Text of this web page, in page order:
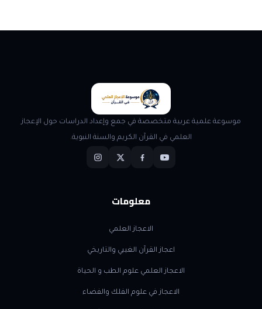
موسوعة علمية عربية متخصصة في جمع وإعداد الدراسات حول الإعجاز
العلمي في القرآن الكريم والسنة النبوية.
معلومات
الاعجاز العلمي
اعجاز القرآن الغيبي والتاريخي
الاعجاز العلمي علوم الطب و الحياة
الاعجاز في علوم الفلك والفضاء